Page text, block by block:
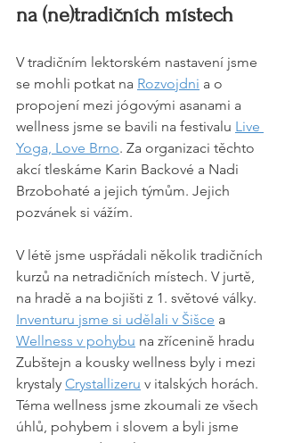
na (ne)tradičních místech
V tradičním lektorském nastavení jsme
se mohli potkat na Rozvojdni a o
propojení mezi jógovými asanami a
wellness jsme se bavili na festivalu Live
Yoga, Love Brno. Za organizaci těchto
akcí tleskáme Karin Backové a Nadi
Brzobohaté a jejich týmům. Jejich
pozvánek si vážím.
V létě jsme uspřádali několik tradičních
kurzů na netradičních místech. V jurtě,
na hradě a na bojišti z 1. světové války.
Inventuru jsme si udělali v Šišce a
Wellness v pohybu na zřícenině hradu
Zubštejn a kousky wellness byly i mezi
krystaly Crystallizeru v italských horách.
Téma wellness jsme zkoumali ze všech
úhlů, pohybem i slovem a byli jsme